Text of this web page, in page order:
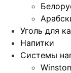
Уголь для
Напитки
Системы